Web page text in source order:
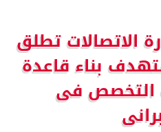
الاتصالات تطلق
بناء قاعدة
التخصص فى